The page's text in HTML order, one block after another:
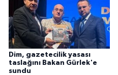
Dim, gazetecilik yasası
taslağını Bakan Gürlek'e
sundu